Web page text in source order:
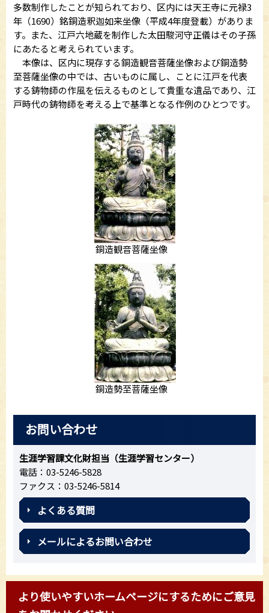
多数制作したことが知られており、区内には天王寺に元禄3
年（1690）銘銅造釈迦如来坐像（平成4年度登載）がありま
す。また、江戸六地蔵を制作した太田駿河守正儀はその子孫
にあたると考えられています。
本像は、区内に現存する銅造観音菩薩坐像および銅造勢
至菩薩坐像の中では、古いものに属し、ことに江戸を代表
する鋳物師の作風を伝えるものとして貴重な遺品であり、江
戸時代の鋳物師を考える上で基準となる作例のひとつです。
銅造観音菩薩坐像
銅造勢至菩薩坐像
お問い合わせ
生涯学習課文化財担当（生涯学習センター）
電話：03-5246-5828
ファクス：03-5246-5814
よくある質問
メールによるお問い合わせ
より使いやすいホームページにするためにご意見